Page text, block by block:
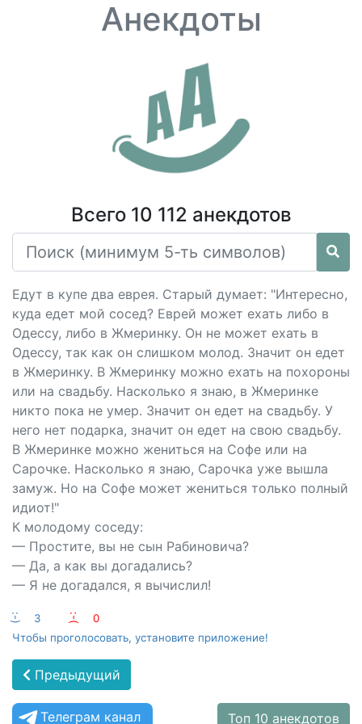
Анекдоты
Всего 10 112 анекдотов
Едут в купе два еврея. Старый думает: "Интересно,
куда едет мой сосед? Еврей может ехать либо в
Одессу, либо в Жмеринку. Он не может ехать в
Одессу, так как он слишком молод. Значит он едет
в Жмеринку. В Жмеринку можно ехать на похороны
или на свадьбу. Насколько я знаю, в Жмеринке
никто пока не умер. Значит он едет на свадьбу. У
него нет подарка, значит он едет на свою свадьбу.
В Жмеринке можно жениться на Софе или на
Сарочке. Насколько я знаю, Сарочка уже вышла
замуж. Но на Софе может жениться только полный
идиот!"
К молодому соседу:
— Простите, вы не сын Рабиновича?
— Да, а как вы догадались?
— Я не догадался, я вычислил!
:-) 3 :-(
0
Чтобы проголосовать, установите приложение!
Предыдущий
Телеграм канал Топ 10 анекдотов